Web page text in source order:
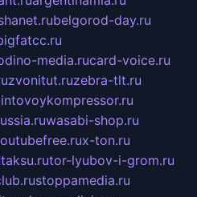
belgorod-day.ru
media.rucard-voice.ru
zvonitut.ruzebra-tlt.ru
wasabi-shop.ru
x-ton.ru
taksu.rutor-lyubov-i-grom.ru
stoppamedia.ru